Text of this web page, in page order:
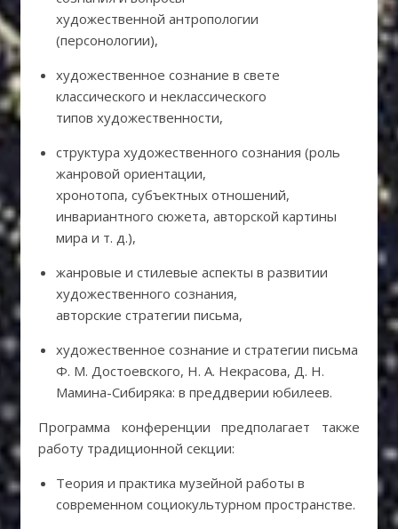
художественной антропологии
(персонологии),
художественное сознание в свете
классического и неклассического
типов художественности,
структура художественного сознания (роль
жанровой ориентации,
хронотопа, субъектных отношений,
инвариантного сюжета, авторской картины
мира и т. д.),
жанровые и стилевые аспекты в развитии
художественного сознания,
авторские стратегии письма,
художественное сознание и стратегии письма
Ф. М. Достоевского, Н. А. Некрасова, Д. Н.
Мамина-Сибиряка: в преддверии юбилеев.
Программа конференции предполагает также
работу традиционной секции:
Теория и практика музейной работы в
современном социокультурном пространстве.